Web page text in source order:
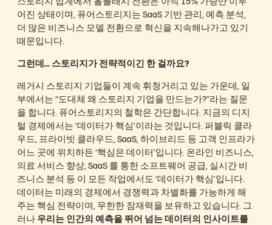
어진 상태이며, 퓨어스토리지는 SaaS 기반 관리, 예측 분석,
더 많은 비즈니스 모델 전환으로 혁신을 지속해나가고 있기
때문입니다.
그런데… 스토리지가 전략적이긴 한 걸까요?
레거시 스토리지 기업들이 계속 휘청거리고 있는 가운데, 일
부에서는 “도대체 왜 스토리지 기업을 만드는가?”라는 질문
을 합니다. 퓨어스토리지의 철학은 간단합니다. 지금의 디지
털 경제에서는 ‘데이터가 핵심’이라는 것입니다. 퍼블릭 클라
우드, 프라이빗 클라우드, SaaS, 하이브리드 등 고객 인프라가
어느 곳에 위치하든 ‘핵심은 데이터’입니다. 온라인 비즈니스,
의료 서비스 향상, SaaS 를 통한 소프트웨어 공급, 실시간 비
즈니스 분석 등 이 모든 작업에서도 ‘데이터가 핵심’입니다.
데이터는 미래의 경제에서 경쟁력과 차별화를 가능하게 해
주는 핵심 전략이며, 무한한 잠재력을 보유하고 있습니다. 그
러나 우리는 인간의 예측을 뛰어 넘는 데이터의 인사이트를